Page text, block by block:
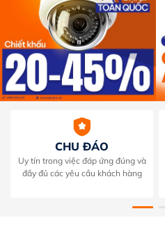
CHU ĐÁO
Uy tín trong việc đáp ứng đúng và
đầy đủ các yêu cầu khách hàng